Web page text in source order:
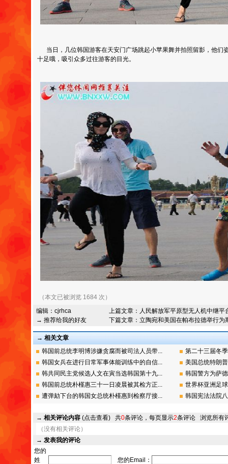
当日，几位韩国游客在天安门广场跳起小苹果舞并拍照留影，他们
十足哦，吸引众多过往游客的目光。
（本文已被浏览 1684 次）
编辑： cjrhca
→ 推荐给我的好友
上篇文章： 人民解放军平原型无人机中继平
下篇文章： 立陶宛和美国在帕布拉德举行为
→ 相关文章
韩国前总统李明博涉嫌贪腐而被司法人员带...
第二十三届冬
韩国女兵在进行日常军事体能训练中的自信...
美国总统特朗
韩共同民主党候选人文在寅当选韩国第十九...
韩国警方为萨
韩国前总统朴槿惠三十一日凌晨被其检方正...
世界杯亚洲足
遭弹劾下台的韩国女总统朴槿惠到检察厅接...
韩国宪法法院
→ 相关评论内容 (点击查看) 共0条评论，每页显示2条评论 浏览所有
（没有相关评论）
→ 发表我的评论
您的
姓
您的Email：